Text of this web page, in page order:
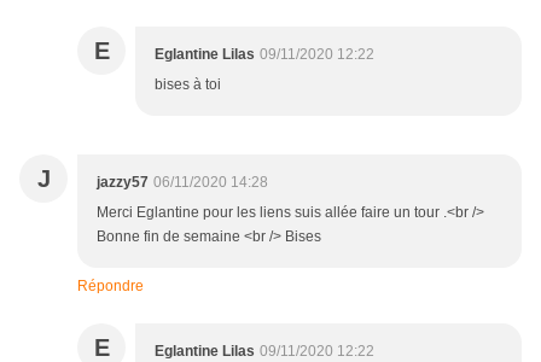
E Eglantine Lilas 09/11/2020 12:22
bises à toi
J jazzy57 06/11/2020 14:28
Merci Eglantine pour les liens suis allée faire un tour .<br />
Bonne fin de semaine <br /> Bises
Répondre
E Eglantine Lilas 09/11/2020 12:22